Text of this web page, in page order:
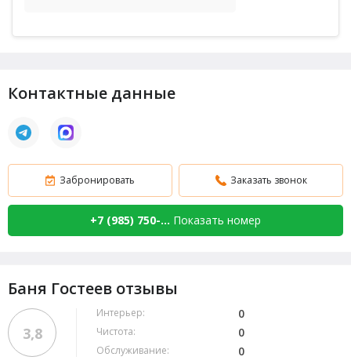
Контактные данные
Забронировать Заказать звонок
+7 (985) 750-... Показать номер
Баня Гостеев отзывы
3,8
Интерьер: 0
Чистота: 0
Обслуживание: 0